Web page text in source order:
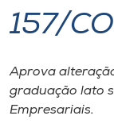
I.nova
Diplomados
157/
Aprova
graduação lato
Empresariais.